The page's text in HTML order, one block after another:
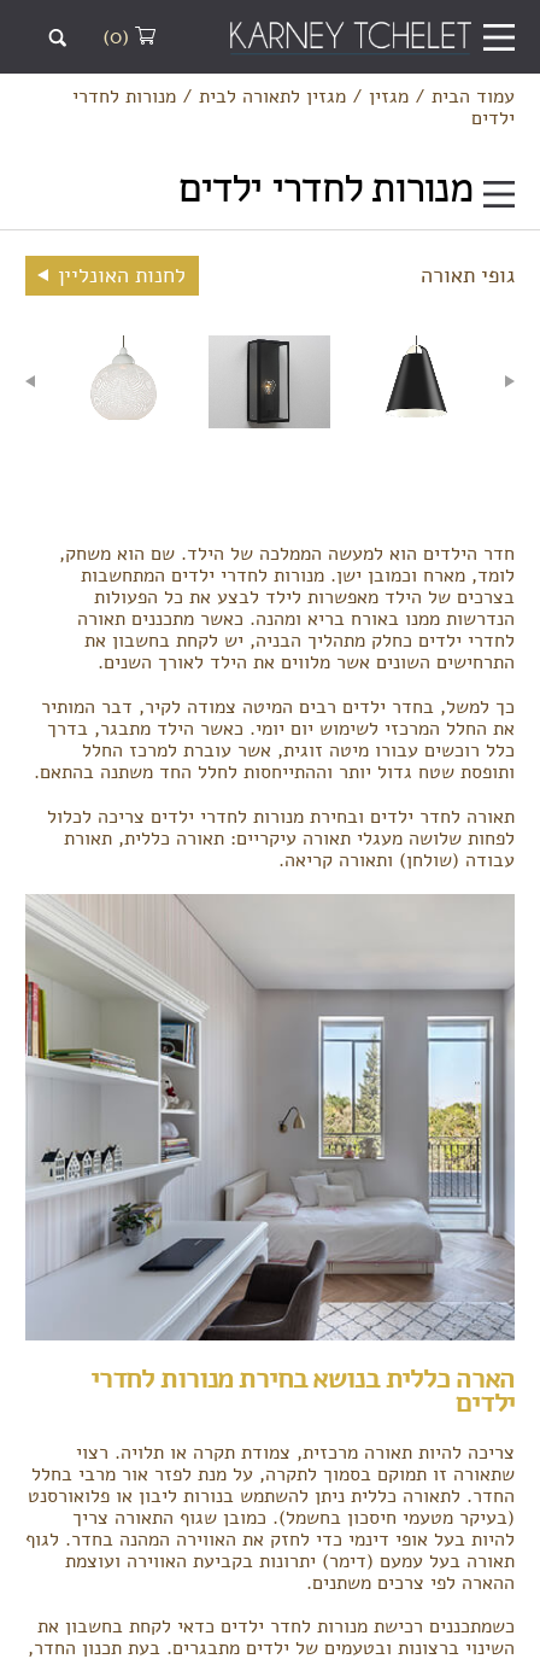
(0)
עמוד הבית/ מגזין/ מגזין לתאורה לבית/ מנורות לחדרי
ילדים
מנורות לחדרי ילדים
גופי תאורה לחנות האונליין
חדר הילדים הוא למעשה הממלכה של הילד. שם הוא משחק,
לומד, מארח וכמובן ישן. מנורות לחדרי ילדים המתחשבות
בצרכים של הילד מאפשרות לילד לבצע את כל הפעולות
הנדרשות ממנו באורח בריא ומהנה. כאשר מתכננים תאורה
לחדרי ילדים כחלק מתהליך הבניה, יש לקחת בחשבון את
התרחישים השונים אשר מלווים את הילד לאורך השנים.
כך למשל, בחדר ילדים רבים המיטה צמודה לקיר, דבר המותיר
את החלל המרכזי לשימוש יום יומי. כאשר הילד מתבגר, בדרך
כלל רוכשים עבורו מיטה זוגית, אשר עוברת למרכז החלל
ותופסת שטח גדול יותר וההתייחסות לחלל החד משתנה בהתאם.
תאורה לחדר ילדים ובחירת מנורות לחדרי ילדים צריכה לכלול
לפחות שלושה מעגלי תאורה עיקריים: תאורה כללית, תאורת
עבודה (שולחן) ותאורה קריאה.
הארה כללית בנושא בחירת מנורות לחדרי
ילדים
צריכה להיות תאורה מרכזית, צמודת תקרה או תלויה. רצוי
שתאורה זו תמוקם בסמוך לתקרה, על מנת לפזר אור מרבי בחלל
החדר. לתאורה כללית ניתן להשתמש בנורות ליבון או פלואורסנט
(בעיקר מטעמי חיסכון בחשמל). כמובן שגוף התאורה צריך
להיות בעל אופי דינמי כדי לחזק את האווירה המהנה בחדר. לגוף
תאורה בעל עמעם (דימר) יתרונות בקביעת האווירה ועוצמת
ההארה לפי צרכים משתנים.
כשמתכננים רכישת מנורות לחדר ילדים כדאי לקחת בחשבון את
השינוי ברצונות ובטעמים של ילדים מתבגרים. בעת תכנון החדר,